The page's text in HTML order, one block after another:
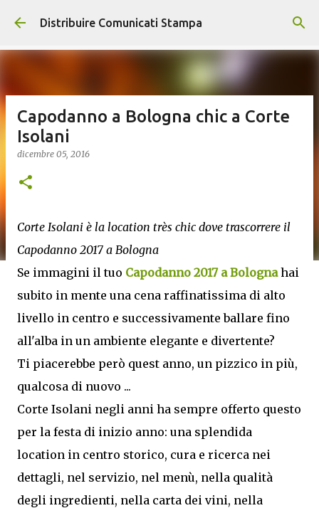
Passa ai contenuti principali
Distribuire Comunicati Stampa
Capodanno a Bologna chic a Corte
Isolani
dicembre 05, 2016
Corte Isolani è la location très chic dove trascorrere il
Capodanno 2017 a Bologna
Se immagini il tuo Capodanno 2017 a Bolognahai
subito in mente una cena raffinatissima di alto
livello in centro e successivamente ballare fino
all'alba in un ambiente elegante e divertente?
Ti piacerebbe però quest anno, un pizzico in più,
qualcosa di nuovo ...
Corte Isolani negli anni ha sempre offerto questo
per la festa di inizio anno: una splendida
location in centro storico, cura e ricerca nei
dettagli, nel servizio, nel menù, nella qualità
degli ingredienti, nella carta dei vini, nella